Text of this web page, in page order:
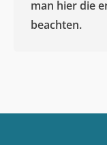
man hier die
beachten.